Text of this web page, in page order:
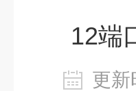
12端
更